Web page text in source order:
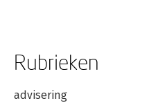
Rubrieken
advisering